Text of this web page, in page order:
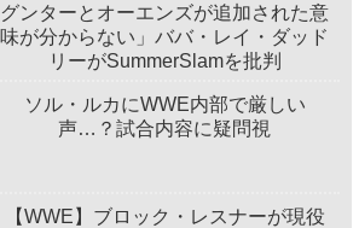
グンターとオーエンズが追加された意
味が分からない」ババ・レイ・ダッド
リーがSummerSlamを批判
ソル・ルカにWWE内部で厳しい
声…？試合内容に疑問視
【WWE】ブロック・レスナーが現役